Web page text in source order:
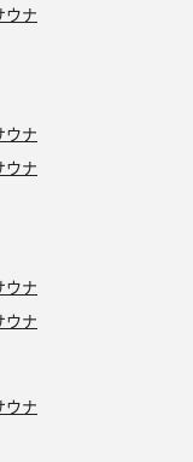
ウナ
ウナ
ウナ
ウナ
ウナ
ウナ